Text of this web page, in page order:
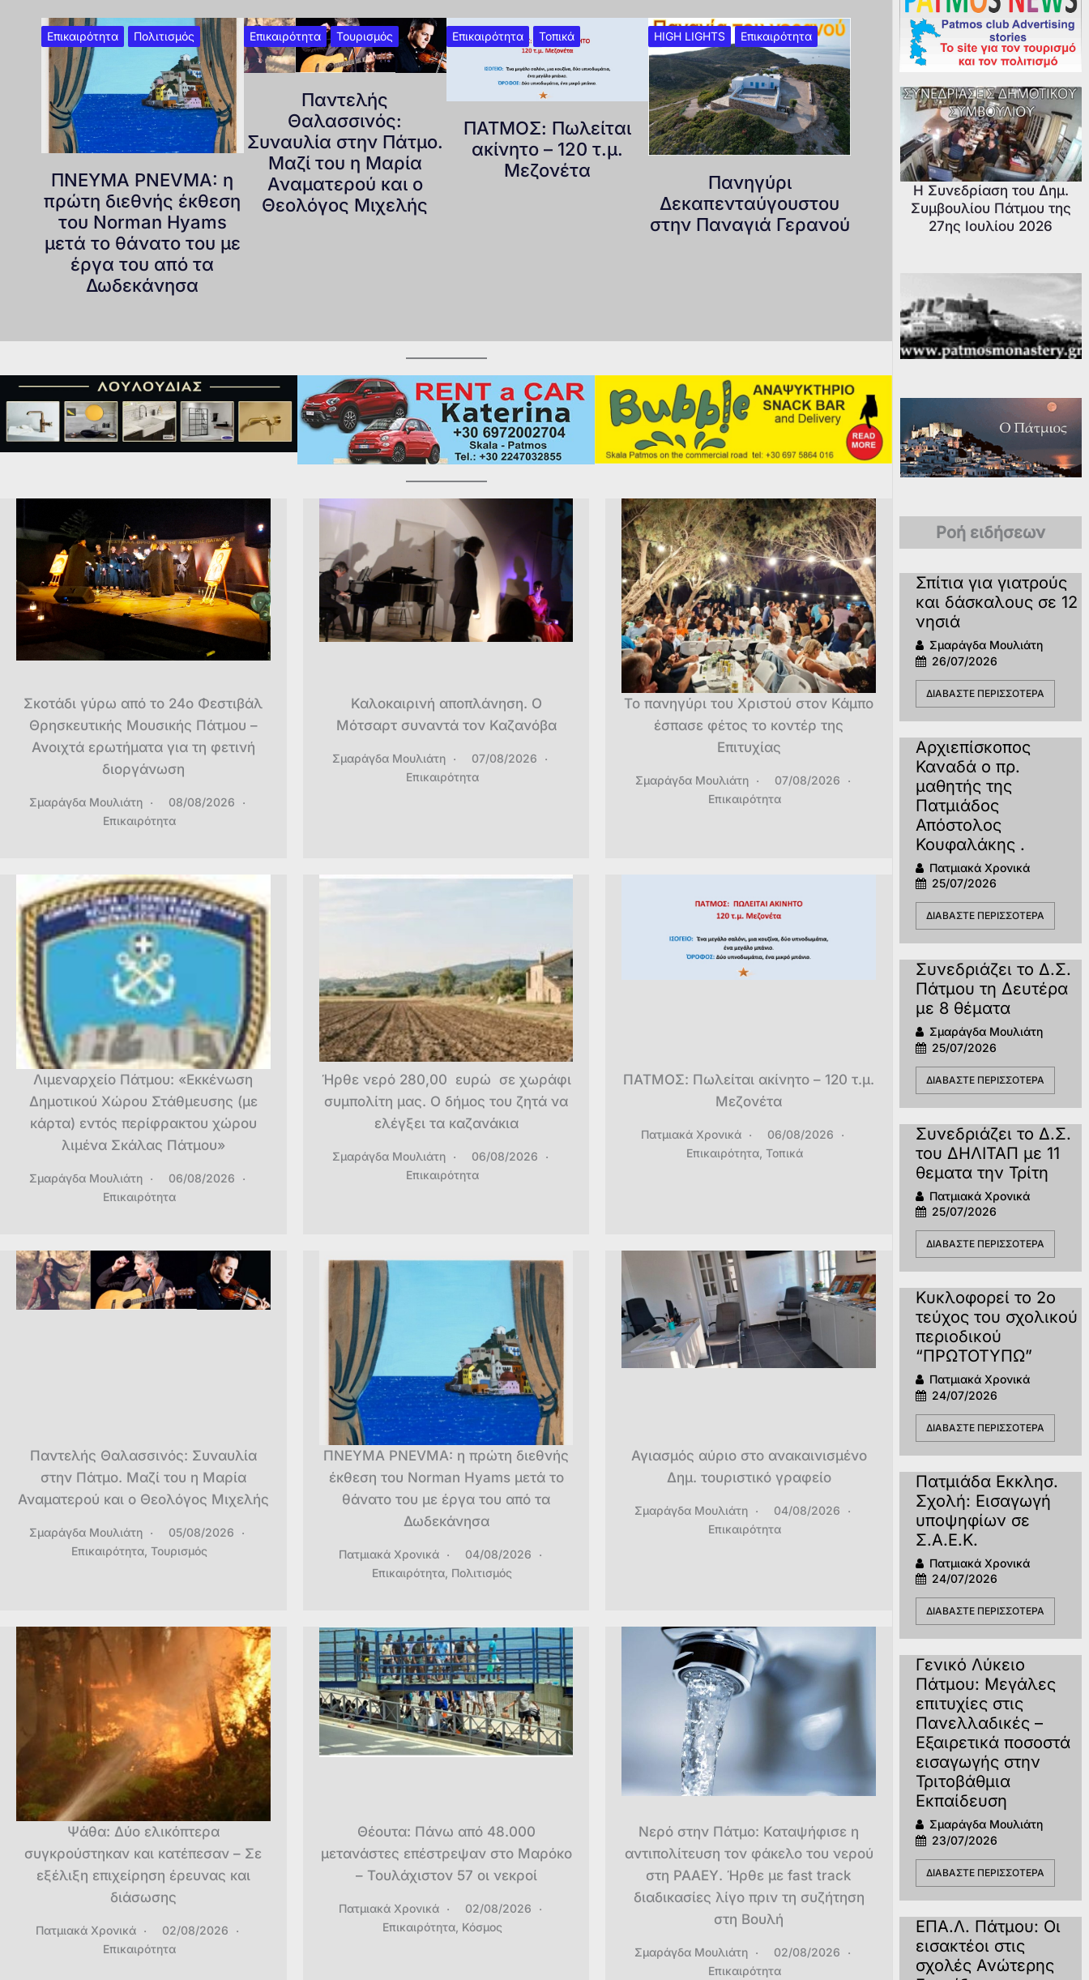
Επικαιρότητα Πολιτισμός
ΠΝΕΥΜΑ PNEVMA: η
πρώτη διεθνής έκθεση
του Norman Hyams
μετά το θάνατο του με
έργα του από τα
Δωδεκάνησα
Επικαιρότητα Τουρισμός
Παντελής
Θαλασσινός:
Συναυλία στην Πάτμο.
Μαζί του η Μαρία
Αναματερού και ο
Θεολόγος Μιχελής
Επικαιρότητα Τοπικά
ΠΑΤΜΟΣ: Πωλείται
ακίνητο – 120 τ.μ.
Μεζονέτα
HIGH LIGHTS Επικαιρότητα
Πανηγύρι
Δεκαπενταύγουστου
στην Παναγιά Γερανού
Σκοτάδι γύρω από το 24ο Φεστιβάλ
Θρησκευτικής Μουσικής Πάτμου –
Ανοιχτά ερωτήματα για τη φετινή
διοργάνωση
Σμαράγδα Μουλιάτη
08/08/2026
Επικαιρότητα
Καλοκαιρινή αποπλάνηση. Ο
Μότσαρτ συναντά τον Καζανόβα
Σμαράγδα Μουλιάτη
07/08/2026
Επικαιρότητα
Το πανηγύρι του Χριστού στον Κάμπο
έσπασε φέτος το κοντέρ της
Επιτυχίας
Σμαράγδα Μουλιάτη
07/08/2026
Επικαιρότητα
Λιμεναρχείο Πάτμου: «Εκκένωση
Δημοτικού Χώρου Στάθμευσης (με
κάρτα) εντός περίφρακτου χώρου
λιμένα Σκάλας Πάτμου»
Σμαράγδα Μουλιάτη
06/08/2026
Επικαιρότητα
Ήρθε νερό 280,00 ευρώ σε χωράφι
συμπολίτη μας. Ο δήμος του ζητά να
ελέγξει τα καζανάκια
Σμαράγδα Μουλιάτη
06/08/2026
Επικαιρότητα
ΠΑΤΜΟΣ: Πωλείται ακίνητο – 120 τ.μ.
Μεζονέτα
Πατμιακά Χρονικά
06/08/2026
Επικαιρότητα ,Τοπικά
Παντελής Θαλασσινός: Συναυλία
στην Πάτμο. Μαζί του η Μαρία
Αναματερού και ο Θεολόγος Μιχελής
Σμαράγδα Μουλιάτη
05/08/2026
Επικαιρότητα, Τουρισμός
ΠΝΕΥΜΑ PNEVMA: η πρώτη διεθνής
έκθεση του Norman Hyams μετά το
θάνατο του με έργα του από τα
Δωδεκάνησα
Πατμιακά Χρονικά
04/08/2026
Επικαιρότητα Πολιτισμός
Αγιασμός αύριο στο ανακαινισμένο
Δημ. τουριστικό γραφείο
Σμαράγδα Μουλιάτη
04/08/2026
Επικαιρότητα
Ψάθα: Δύο ελικόπτερα
συγκρούστηκαν και κατέπεσαν – Σε
εξέλιξη επιχείρηση έρευνας και
διάσωσης
Πατμιακά Χρονικά
02/08/2026
Επικαιρότητα
Θέουτα: Πάνω από 48.000
μετανάστες επέστρεψαν στο Μαρόκο
– Τουλάχιστον 57 οι νεκροί
Πατμιακά Χρονικά
02/08/2026
Επικαιρότητα, Κόσμος
Νερό στην Πάτμο: Καταψήφισε η
αντιπολίτευση τον φάκελο του νερού
στη ΡΑΑΕΥ. Ήρθε με fast track
διαδικασίες λίγο πριν τη συζήτηση
στη Βουλή
Σμαράγδα Μουλιάτη
02/08/2026
Επικαιρότητα
Η Συνεδρίαση του Δημ.
Συμβουλίου Πάτμου της
27ης Ιουλίου 2026
Ροή ειδήσεων
Σπίτια για γιατρούς
και δάσκαλους σε 12
νησιά
Σμαράγδα Μουλιάτη
26/07/2026
ΔΙΑΒΆΣΤΕ ΠΕΡΙΣΣΌΤΕΡΑ
Αρχιεπίσκοπος
Καναδά ο πρ.
μαθητής της
Πατμιάδος
Απόστολος
Κουφαλάκης .
Πατμιακά Χρονικά
25/07/2026
ΔΙΑΒΆΣΤΕ ΠΕΡΙΣΣΌΤΕΡΑ
Συνεδριάζει το Δ.Σ.
Πάτμου τη Δευτέρα
με 8 θέματα
Σμαράγδα Μουλιάτη
25/07/2026
ΔΙΑΒΆΣΤΕ ΠΕΡΙΣΣΌΤΕΡΑ
Συνεδριάζει το Δ.Σ.
του ΔΗΛΙΤΑΠ με 11
θεματα την Τρίτη
Πατμιακά Χρονικά
25/07/2026
ΔΙΑΒΆΣΤΕ ΠΕΡΙΣΣΌΤΕΡΑ
Κυκλοφορεί το 2ο
τεύχος του σχολικού
περιοδικού
“ΠΡΩΤΟΤΥΠΩ”
Πατμιακά Χρονικά
24/07/2026
ΔΙΑΒΆΣΤΕ ΠΕΡΙΣΣΌΤΕΡΑ
Πατμιάδα Εκκλησ.
Σχολή: Εισαγωγή
υποψηφίων σε
Σ.Α.Ε.Κ.
Πατμιακά Χρονικά
24/07/2026
ΔΙΑΒΆΣΤΕ ΠΕΡΙΣΣΌΤΕΡΑ
Γενικό Λύκειο
Πάτμου: Μεγάλες
επιτυχίες στις
Πανελλαδικές –
Εξαιρετικά ποσοστά
εισαγωγής στην
Τριτοβάθμια
Εκπαίδευση
Σμαράγδα Μουλιάτη
23/07/2026
ΔΙΑΒΆΣΤΕ ΠΕΡΙΣΣΌΤΕΡΑ
ΕΠΑ.Λ. Πάτμου: Οι
εισακτέοι στις
σχολές Ανώτερης